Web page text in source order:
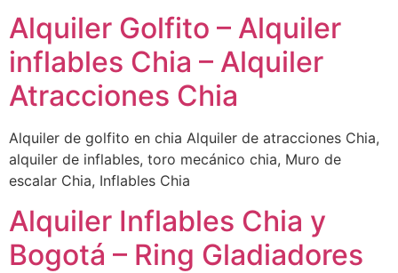
Alquiler Golfito – Alquiler
inflables Chia – Alquiler
Atracciones Chia
Alquiler de golfito en chia Alquiler de atracciones Chia,
alquiler de inflables, toro mecánico chia, Muro de
escalar Chia, Inflables Chia
Alquiler Inflables Chia y
Bogotá – Ring Gladiadores